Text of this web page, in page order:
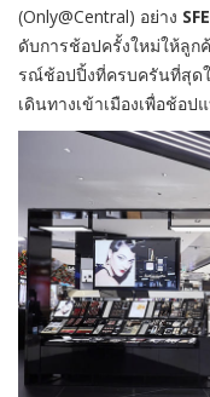
(Only@Central) อย่าง
ดับการช้อปครั้งใหม่ให้ลูก
รณ์ช้อปปิ้งที่ครบครันที่สุด
เดินทางเข้าเมืองเพื่อช้อ